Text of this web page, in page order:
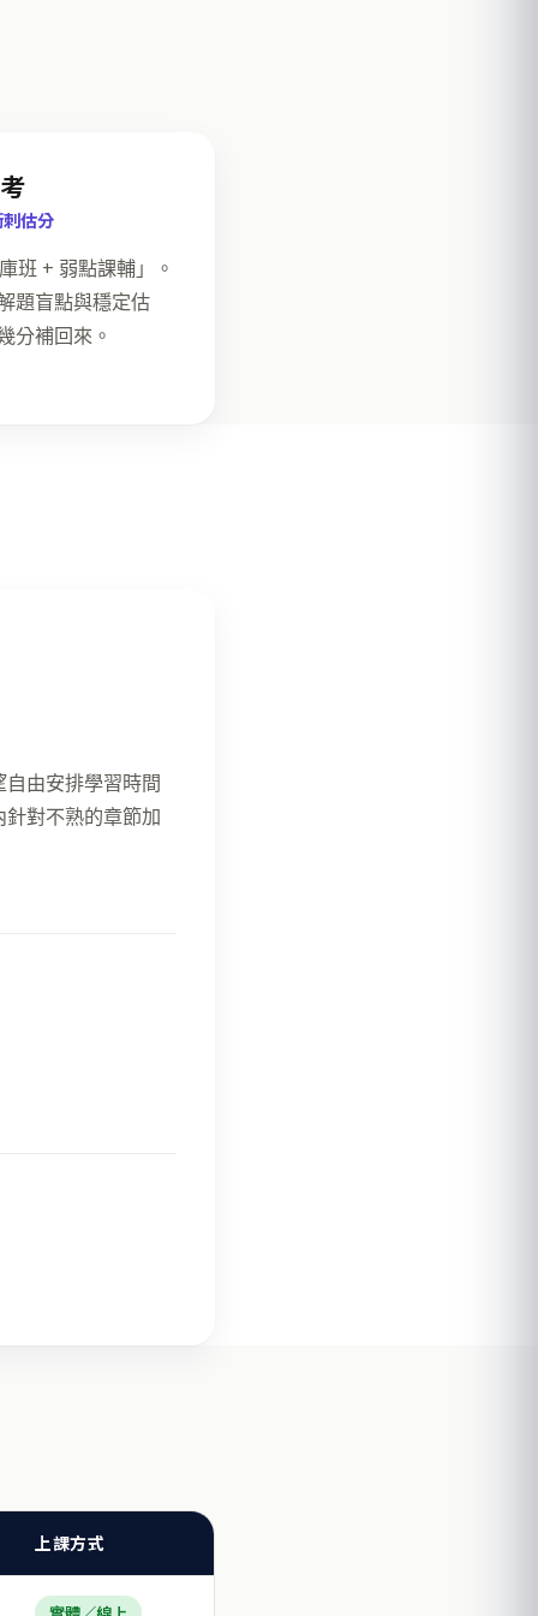
估分
班 + 弱點課輔」。
題盲點與穩定估
分補回來。
由安排學習時間
對不熟的章節加
上課方式